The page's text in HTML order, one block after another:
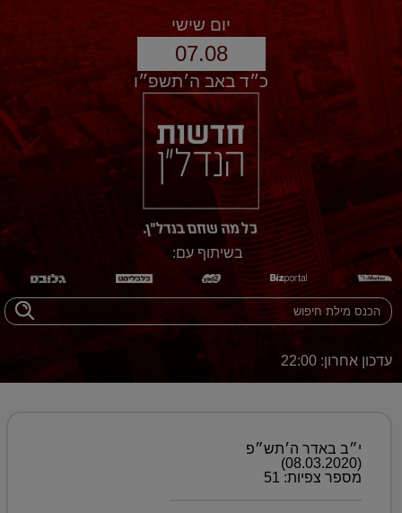
יום שישי
07.08
כ״ד באב ה׳תשפ״ו
בשיתוף עם:
עדכון אחרון: 22:00
י״ב באדר ה׳תש״פ
(08.03.2020)
מספר צפיות: 51